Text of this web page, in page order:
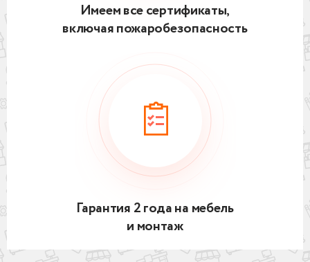
Имеем все сертификаты,
включая пожаробезопасность
Гарантия 2 года на мебель
и монтаж